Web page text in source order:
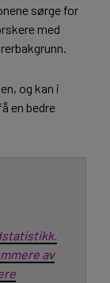
sørge for
med
og kan i
en bedre
av